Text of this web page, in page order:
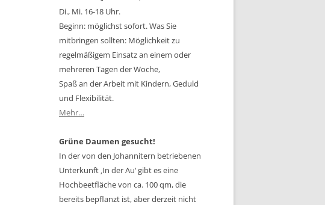
Di., Mi. 16-18 Uhr.
Beginn: möglichst sofort. Was Sie
mitbringen sollten: Möglichkeit zu
regelmäßigem Einsatz an einem oder
mehreren Tagen der Woche,
Spaß an der Arbeit mit Kindern, Geduld
und Flexibilität.
Mehr…
Grüne Daumen gesucht!
In der von den Johannitern betriebenen
Unterkunft ‚In der Au‘ gibt es eine
Hochbeetfläche von ca. 100 qm, die
bereits bepflanzt ist, aber derzeit nicht